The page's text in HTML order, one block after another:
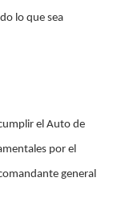
lo que sea
el Auto de
por el
general